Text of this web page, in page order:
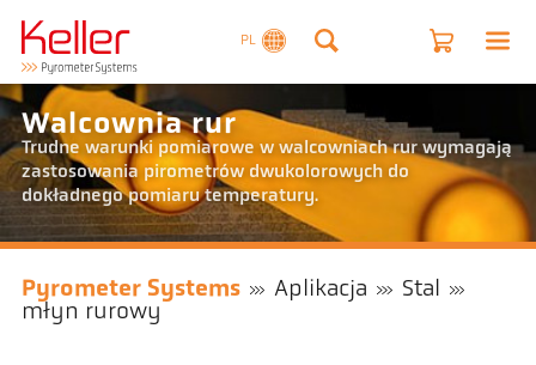
PL
Walcownia rur
Trudne warunki pomiarowe w walcowniach rur wymagają
zastosowania pirometrów dwukolorowych do
dokładnego pomiaru temperatury.
Pyrometer Systems Aplikacja
Stal
młyn rurowy